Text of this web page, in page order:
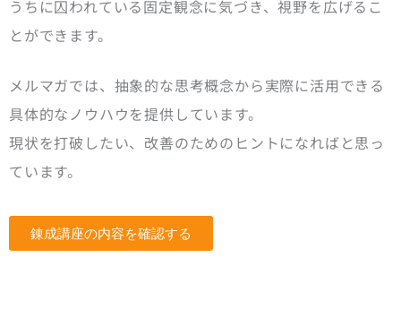
うちに囚われている固定観念に気づき、視野を広げるこ
とができます。
メルマガでは、抽象的な思考概念から実際に活用できる
具体的なノウハウを提供しています。
現状を打破したい、改善のためのヒントになればと思っ
ています。
錬成講座の内容を確認する